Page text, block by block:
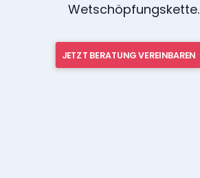
Wetschöpfungskette.
JETZT BERATUNG VEREINBAREN